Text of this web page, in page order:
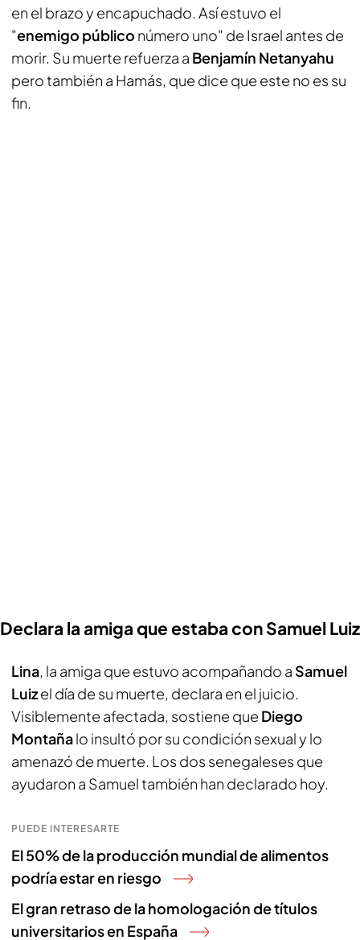
en el brazo y encapuchado. Así estuvo el
"enemigo público número uno" de Israel antes de
morir. Su muerte refuerza a Benjamín Netanyahu
pero también a Hamás, que dice que este no es su
fin.
Declara la amiga que estaba con Samuel Luiz
Lina, la amiga que estuvo acompañando a Samuel
Luizel día de su muerte, declara en el juicio.
Visiblemente afectada, sostiene que Diego
Montañalo insultó por su condición sexual y lo
amenazó de muerte. Los dos senegaleses que
ayudaron a Samuel también han declarado hoy.
PUEDE INTERESARTE
El 50% de la producción mundial de alimentos
podría estar en riesgo
El gran retraso de la homologación de títulos
universitarios en España